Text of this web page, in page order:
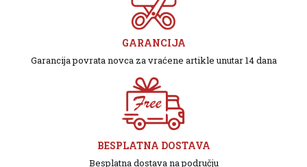
GARANCIJA
Garancija povrata novca za vraćene artikle unutar 14 dana
BESPLATNA DOSTAVA
Besplatna dostava na području